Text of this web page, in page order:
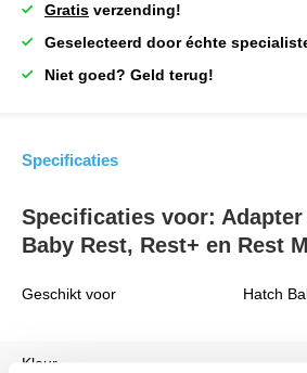
Gratis verzending!
Geselecteerd door échte
Niet goed? Geld terug!
Specificaties
Specificaties voor:
Baby Rest, Rest+ en Rest
Geschikt voor
Hatch
Kleur